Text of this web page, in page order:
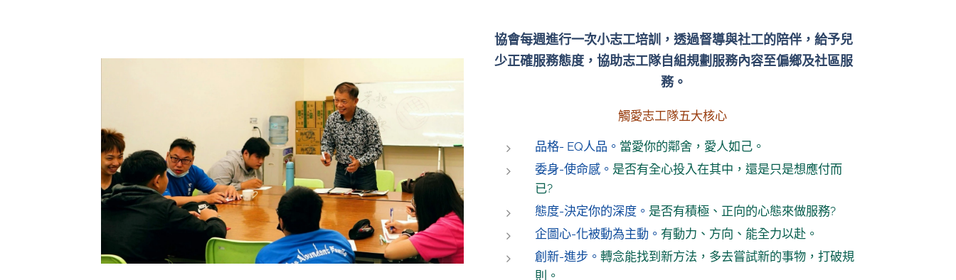
協會每週進行一次小志工培訓，透過督導與社工的陪伴，給予兒
少正確服務態度，協助志工隊自組規劃服務內容至偏鄉及社區服
務。
觸愛志工隊五大核心
品格- EQ人品。 當愛你的鄰舍，愛人如己。
委身-使命感。 是否有全心投入在其中，還是只是想應付而
已?
態度-決定你的深度。 是否有積極、正向的心態來做服務?
企圖心-化被動為主動。 有動力、方向、能全力以赴。
創新-進步。 轉念能找到新方法，多去嘗試新的事物，打破規
則。